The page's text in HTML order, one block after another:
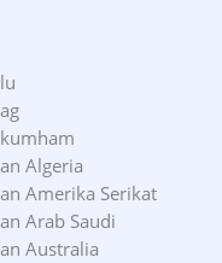
Algeria
Amerika Serikat
Arab Saudi
Australia